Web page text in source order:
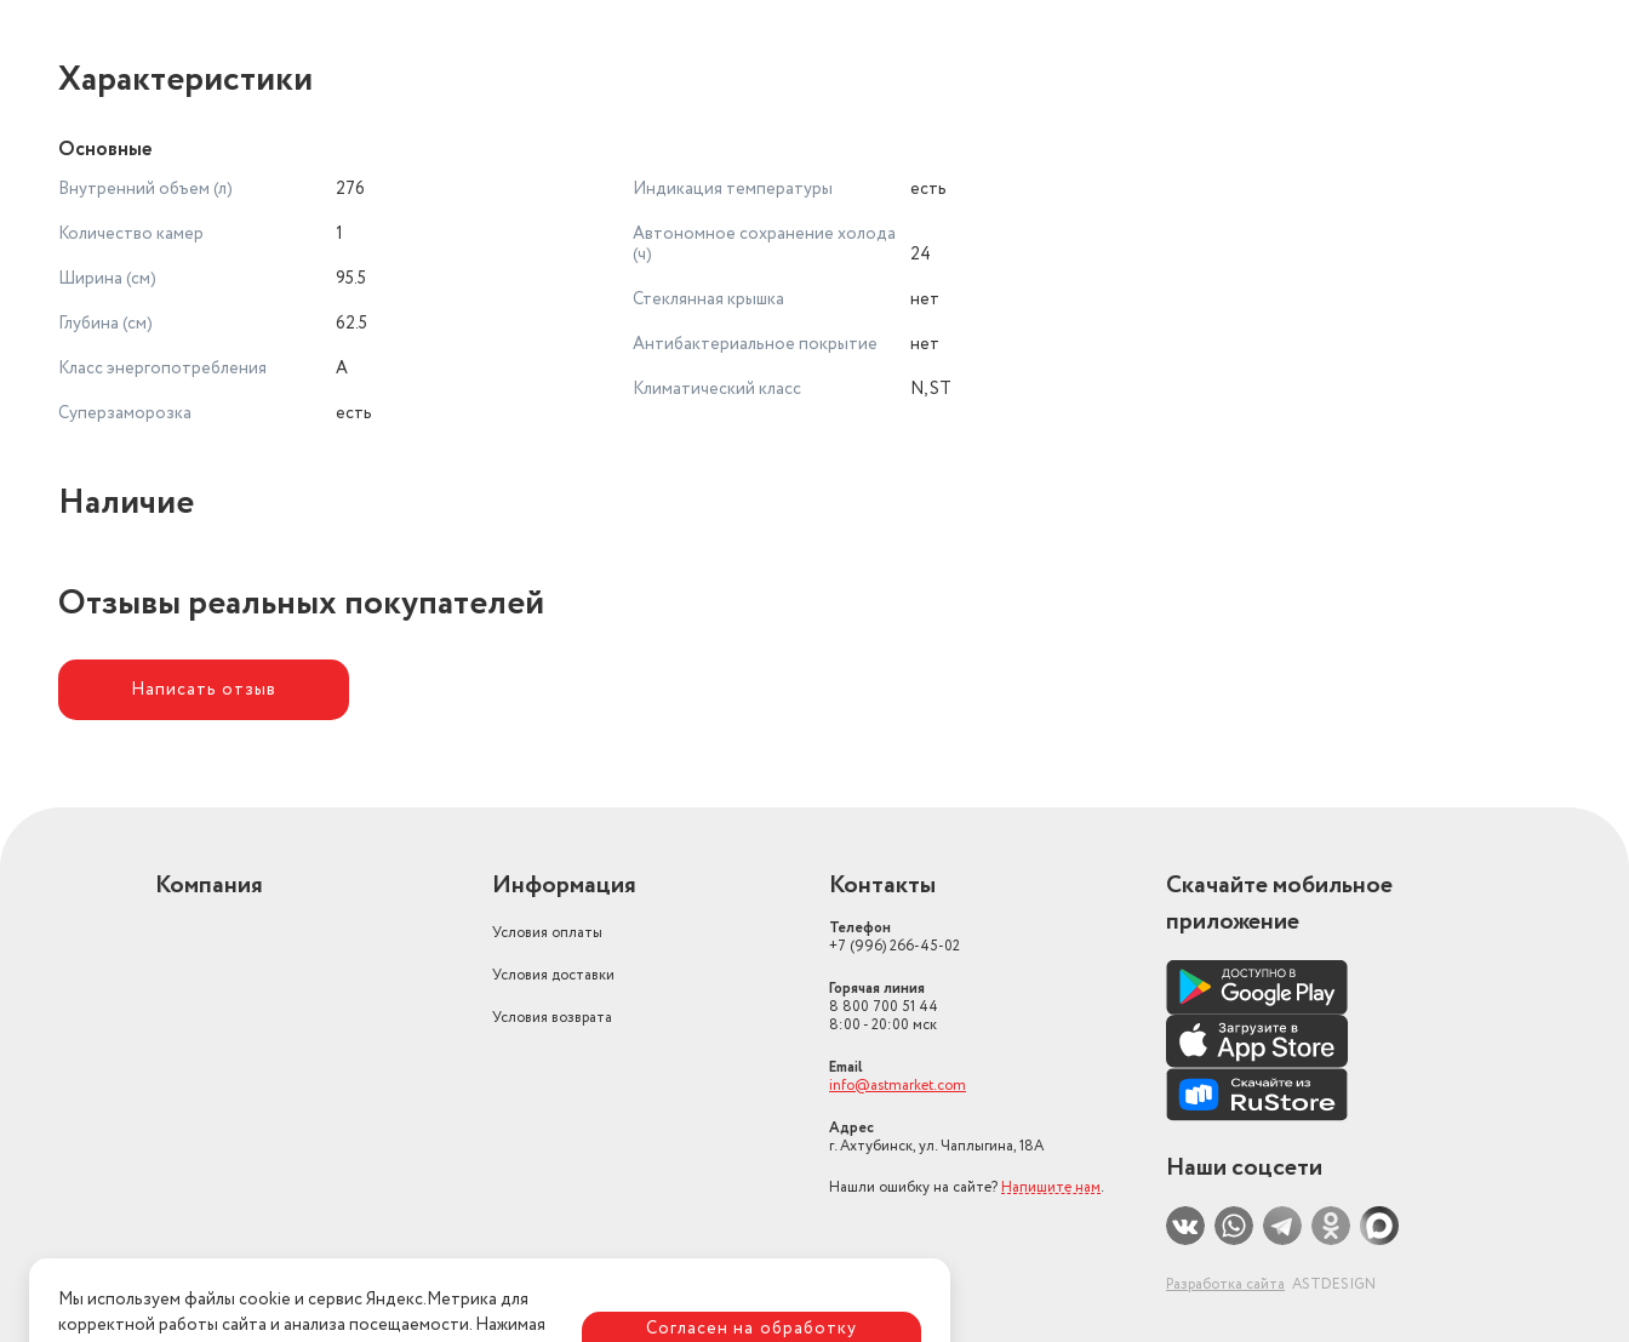
Характеристики
Основные
Внутренний объем (л)
276
Количество камер
1
Ширина (см)
95.5
Глубина (см)
62.5
Класс энергопотребления
A
Суперзаморозка
есть
Индикация температуры
есть
Автономное сохранение холода
(ч)
24
Стеклянная крышка
нет
Антибактериальное покрытие
нет
Климатический класс
N, ST
Наличие
Отзывы реальных покупателей
Написать отзыв
Компания Информация
Условия оплаты
Условия доставки
Условия возврата
Контакты
Телефон
+7 (996) 266-45-02
Горячая линия
8 800 700 51 44
8:00 - 20:00 мск
Email
info@astmarket.com
Адрес
г. Ахтубинск, ул. Чаплыгина, 18А
Нашли ошибку на сайте? Напишите нам.
Скачайте мобильное
приложение
Наши соцсети
Разработка сайта ASTDESIGN
Мы используем файлы cookie и сервис Яндекс.Метрика для
корректной работы сайта и анализа посещаемости. Нажимая
Согласен на обработку